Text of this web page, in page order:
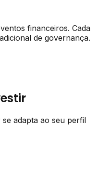
financeiros. Cada
de governança.
adapta ao seu perfil